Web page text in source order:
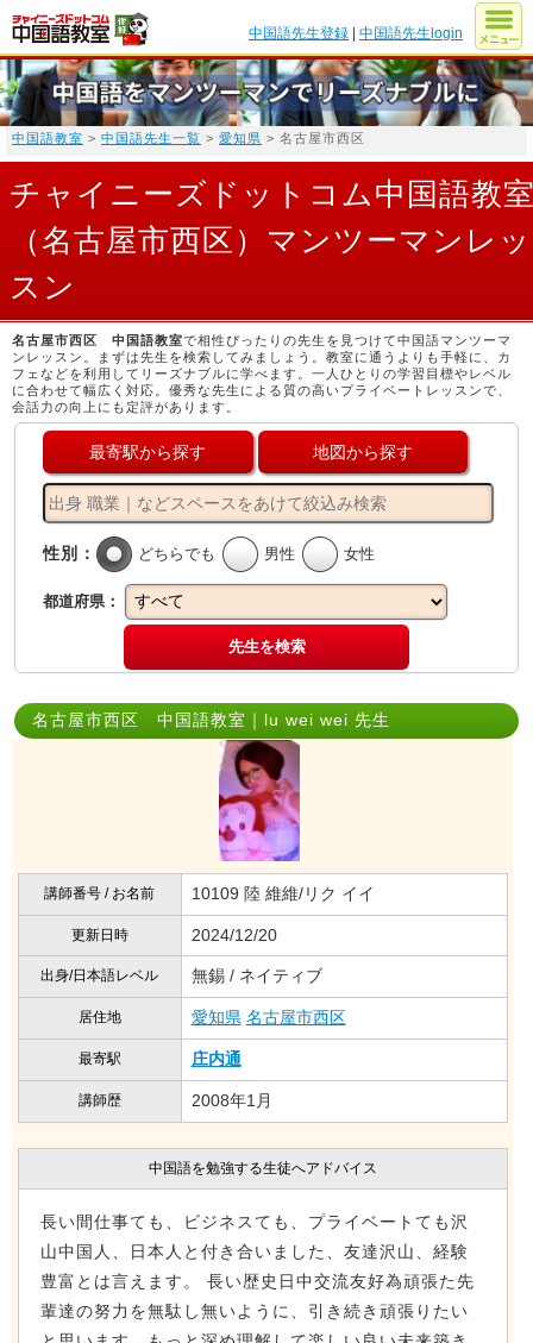
中国語先生登録 |中国語先生login
中国語教室 > 中国語先生一覧 > 愛知県 > 名古屋市西区
チャイニーズドットコム中国語教
（名古屋市西区）マンツーマンレッ
スン
名古屋市西区 中国語教室で相性ぴったりの先生を見つけて中国語マンツーマ
ンレッスン。まずは先生を検索してみましょう。教室に通うよりも手軽に、カ
フェなどを利用してリーズナブルに学べます。一人ひとりの学習目標やレベル
に合わせて幅広く対応。優秀な先生による質の高いプライベートレッスンで、
会話力の向上にも定評があります。
最寄駅から探す 地図から探す
性別： どちらでも 男性 女性
都道府県：
先生を検索
名古屋市西区 中国語教室｜lu wei wei 先生
講師番号 / お名前 10109 陸 維維/リク イイ
更新日時 2024/12/20
出身/日本語レベル 無錫 / ネイティブ
居住地 愛知県 名古屋市西区
最寄駅 庄内通
講師歴 2008年1月
中国語を勉強する生徒へアドバイス
長い間仕事ても、ビジネスても、プライベートても沢
山中国人、日本人と付き合いました、友達沢山、経験
豊富とは言えます。 長い歴史日中交流友好為頑張た先
輩達の努力を無駄し無いように、引き続き頑張りたい